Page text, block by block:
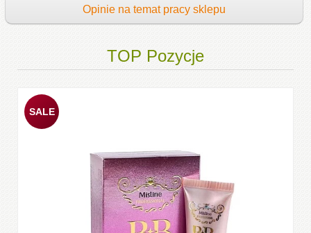
Opinie na temat pracy sklepu
TOP Pozycje